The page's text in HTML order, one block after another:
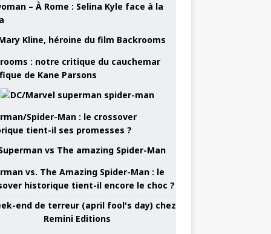
– À Rome : Selina Kyle face à la
: notre critique du cauchemar
de Kane Parsons
Spider-Man : le crossover
tient-il ses promesses ?
vs. The Amazing Spider-Man : le
historique tient-il encore le choc ?